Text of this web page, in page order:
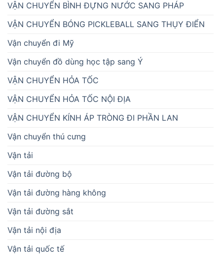
VẬN CHUYỂN BÌNH ĐỰNG NƯỚC SANG PHÁP
VẬN CHUYỂN BÓNG PICKLEBALL SANG THỤY ĐIỂN
Vận chuyển đi Mỹ
Vận chuyển đồ dùng học tập sang Ý
VẬN CHUYỂN HỎA TỐC
VẬN CHUYỂN HỎA TỐC NỘI ĐỊA
VẬN CHUYỂN KÍNH ÁP TRÒNG ĐI PHẦN LAN
Vận chuyển thú cưng
Vận tải
Vận tải đường bộ
Vận tải đường hàng không
Vận tải đường sắt
Vận tải nội địa
Vận tải quốc tế